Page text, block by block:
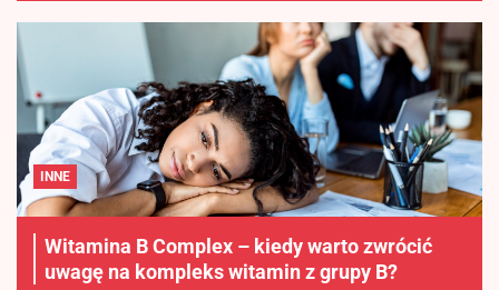
INNE
Witamina B Complex – kiedy warto zwrócić
uwagę na kompleks witamin z grupy B?